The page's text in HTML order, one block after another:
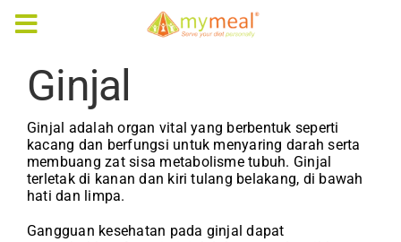
Toggle
Navigation
Caterings
Our Menus
Articles & e-Books
Rewards
Ginjal
Ginjal adalah organ vital yang berbentuk seperti
kacang dan berfungsi untuk menyaring darah serta
membuang zat sisa metabolisme tubuh. Ginjal
terletak di kanan dan kiri tulang belakang, di bawah
hati dan limpa.
Gangguan kesehatan pada ginjal dapat